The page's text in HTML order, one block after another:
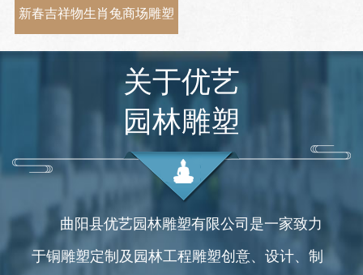
新春吉祥物生肖兔商场雕塑
关于优艺
园林雕塑
曲阳县优艺园林雕塑有限公司是一家致力
于铜雕塑定制及园林工程雕塑创意、设计、制